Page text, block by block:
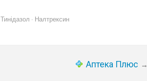
Тинідазол - Налтрексин
Аптека Плюс →